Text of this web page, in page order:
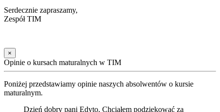
Serdecznie zapraszamy,
Zespół TIM
×
Opinie o kursach maturalnych w TIM
Poniżej przedstawiamy opinie naszych absolwentów o kursie
maturalnym.
Dzień dobry pani Edyto, Chciałem podziękować za